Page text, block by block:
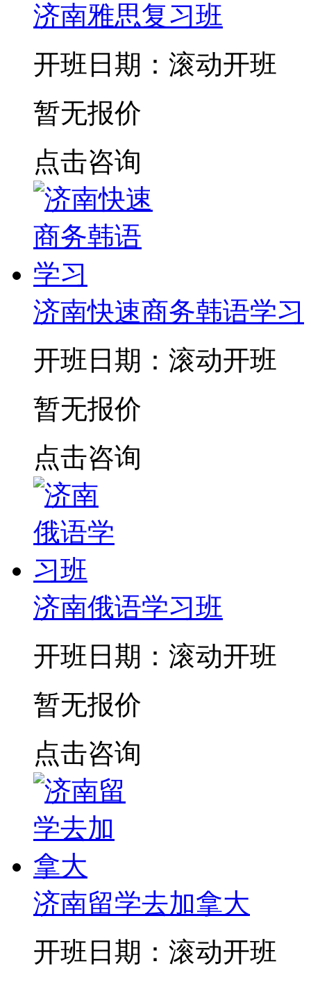
济南雅思复习班
开班日期：滚动开班
暂无报价
点击咨询
济南快速商务韩语学习
开班日期：滚动开班
暂无报价
点击咨询
济南俄语学习班
开班日期：滚动开班
暂无报价
点击咨询
济南留学去加拿大
开班日期：滚动开班